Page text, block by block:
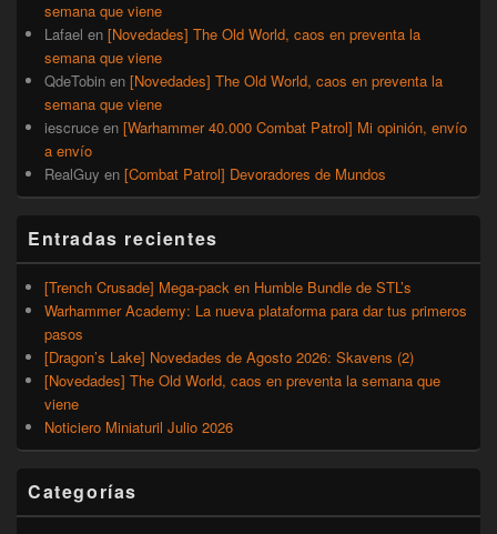
semana que viene
Lafael en [Novedades] The Old World, caos en preventa la
semana que viene
QdeTobin en [Novedades] The Old World, caos en preventa la
semana que viene
iescruce en [Warhammer 40.000 Combat Patrol] Mi opinión, envío
a envío
RealGuy en [Combat Patrol] Devoradores de Mundos
Entradas recientes
[Trench Crusade] Mega-pack en Humble Bundle de STL’s
Warhammer Academy: La nueva plataforma para dar tus primeros
pasos
[Dragon’s Lake] Novedades de Agosto 2026: Skavens (2)
[Novedades] The Old World, caos en preventa la semana que
viene
Noticiero Miniaturil Julio 2026
Categorías